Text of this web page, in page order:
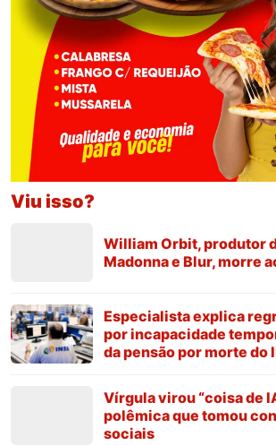
Viu isso?
William Orbit, produtor
Madonna e Blur, morre
Especialista explica
por incapacidade
da pensão por morte do
Vírgula virou “coisa de
polêmica que tomou
sociais